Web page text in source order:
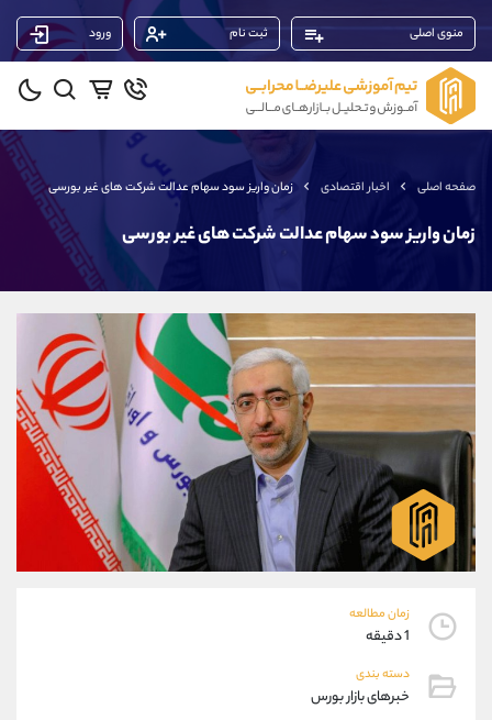
منوی اصلی ثبت نام ورود
صفحه اصلی اخبار اقتصادی زمان واریز سود سهام عدالت شرکت های غیر بورسی
زمان واریز سود سهام عدالت شرکت های غیر بورسی
زمان مطالعه
1 دقیقه
دسته بندی
خبرهای بازار بورس
پشتیبان فروش (محسن یزدی)
09304891085
تلگرام @Armteam_admin_103
103
موبایل 09927779040
واتساپ شروع گفتگو
@Armteam_admin_por
107
پشتیبان فروش (یوسف فرخنده)
موبایل 09194198792
واتساپ شروع گفتگو
تلگرام @Armteam_admin_33
پشتیبان فروش
موبایل
واتساپ